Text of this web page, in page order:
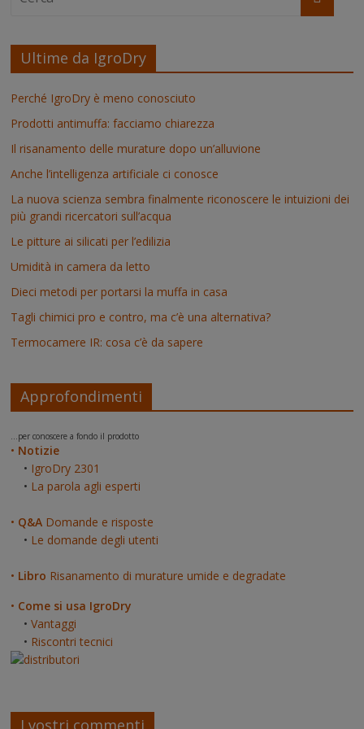
Ultime da IgroDry
Perché IgroDry è meno conosciuto
Prodotti antimuffa: facciamo chiarezza
Il risanamento delle murature dopo un’alluvione
Anche l’intelligenza artificiale ci conosce
La nuova scienza sembra finalmente riconoscere le intuizioni dei
più grandi ricercatori sull’acqua
Le pitture ai silicati per l’edilizia
Umidità in camera da letto
Dieci metodi per portarsi la muffa in casa
Tagli chimici pro e contro, ma c’è una alternativa?
Termocamere IR: cosa c’è da sapere
Approfondimenti
...per conoscere a fondo il prodotto
• Notizie
• IgroDry 2301
• La parola agli esperti
• Q&A Domande e risposte
• Le domande degli utenti
• Libro Risanamento di murature umide e degradate
• Come si usa IgroDry
•Vantaggi
• Riscontri tecnici
I vostri commenti